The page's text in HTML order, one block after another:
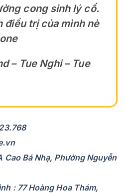
cong sinh lý cổ.
điều trị của mình nè
– Tue Nghi – Tue
Cao Bá Nhạ, Phường Nguyễn
: 77 Hoàng Hoa Thám,